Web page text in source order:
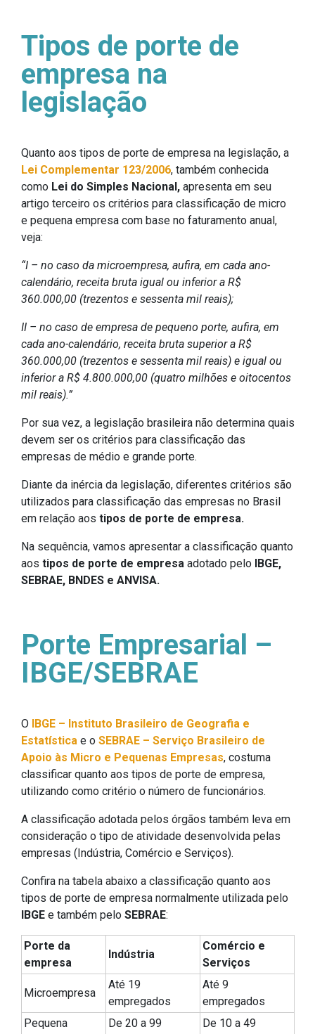
Tipos de porte de
empresa na
legislação
Quanto aos tipos de porte de empresa na legislação, a
Lei Complementar 123/2006, também conhecida
como Lei do Simples Nacional, apresenta em seu
artigo terceiro os critérios para classificação de micro
e pequena empresa com base no faturamento anual,
veja:
“I – no caso da microempresa, aufira, em cada ano-
calendário, receita bruta igual ou inferior a R$
360.000,00 (trezentos e sessenta mil reais);
II – no caso de empresa de pequeno porte, aufira, em
cada ano-calendário, receita bruta superior a R$
360.000,00 (trezentos e sessenta mil reais) e igual ou
inferior a R$ 4.800.000,00 (quatro milhões e oitocentos
mil reais).”
Por sua vez, a legislação brasileira não determina quais
devem ser os critérios para classificação das
empresas de médio e grande porte.
Diante da inércia da legislação, diferentes critérios são
utilizados para classificação das empresas no Brasil
em relação aos tipos de porte de empresa.
Na sequência, vamos apresentar a classificação quanto
aos tipos de porte de empresa adotado pelo IBGE,
SEBRAE, BNDES e ANVISA.
Porte Empresarial –
IBGE/SEBRAE
O IBGE – Instituto Brasileiro de Geografia e
Estatística e o SEBRAE – Serviço Brasileiro de
Apoio às Micro e Pequenas Empresas, costuma
classificar quanto aos tipos de porte de empresa,
utilizando como critério o número de funcionários.
A classificação adotada pelos órgãos também leva em
consideração o tipo de atividade desenvolvida pelas
empresas (Indústria, Comércio e Serviços).
Confira na tabela abaixo a classificação quanto aos
tipos de porte de empresa normalmente utilizada pelo
IBGE e também pelo SEBRAE:
Porte da
empresa
Indústria
Comércio e
Serviços
Microempresa
Até 19
empregados
Até 9
empregados
Pequena
De 20 a 99
De 10 a 49